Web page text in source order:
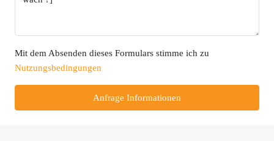
Mit dem Absenden dieses Formulars stimme ich zu
Nutzungsbedingungen
Anfrage Informationen